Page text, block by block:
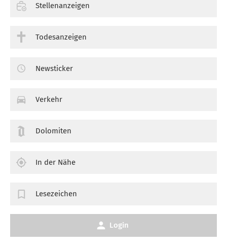
Stellenanzeigen
Todesanzeigen
Newsticker
Verkehr
Dolomiten
In der Nähe
Lesezeichen
Login